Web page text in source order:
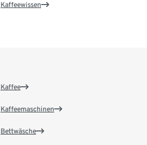
Kaffeewissen
Kaffee
Kaffeemaschinen
Bettwäsche